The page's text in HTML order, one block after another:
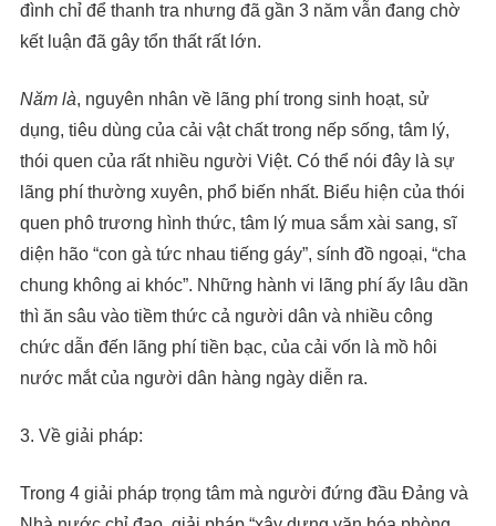
đình chỉ để thanh tra nhưng đã gần 3 năm vẫn đang chờ
kết luận đã gây tổn thất rất lớn.
Năm là, nguyên nhân về lãng phí trong sinh hoạt, sử
dụng, tiêu dùng của cải vật chất trong nếp sống, tâm lý,
thói quen của rất nhiều người Việt. Có thể nói đây là sự
lãng phí thường xuyên, phổ biến nhất. Biểu hiện của thói
quen phô trương hình thức, tâm lý mua sắm xài sang, sĩ
diện hão “con gà tức nhau tiếng gáy”, sính đồ ngoại, “cha
chung không ai khóc”. Những hành vi lãng phí ấy lâu dần
thì ăn sâu vào tiềm thức cả người dân và nhiều công
chức dẫn đến lãng phí tiền bạc, của cải vốn là mồ hôi
nước mắt của người dân hàng ngày diễn ra.
3. Về giải pháp:
Trong 4 giải pháp trọng tâm mà người đứng đầu Đảng và